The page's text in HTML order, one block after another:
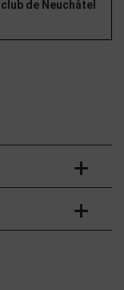
de Neuchâtel